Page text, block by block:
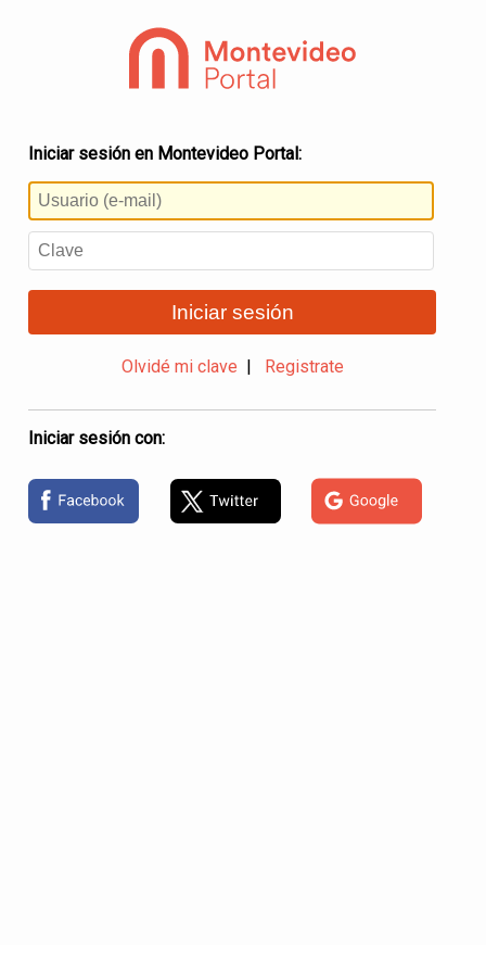
Iniciar sesión en Montevideo Portal:
Iniciar sesión
Olvidé mi clave Registrate
Iniciar sesión con: